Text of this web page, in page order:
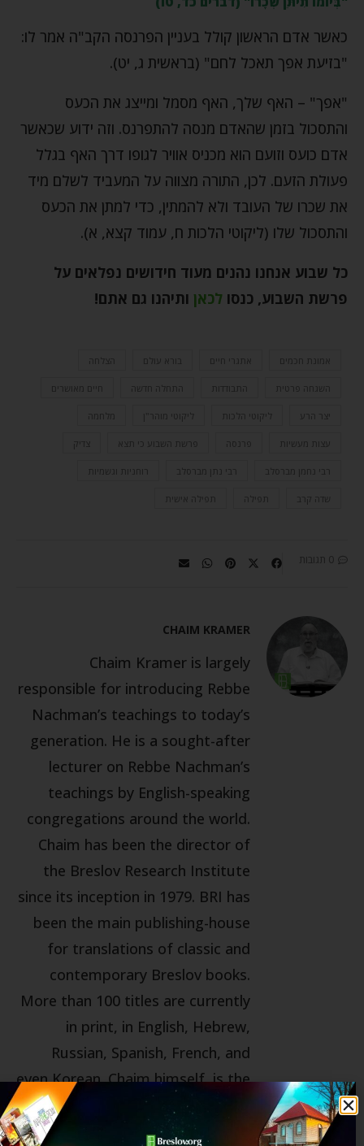
כאשר אדם הראשון קולל בעניין הפרנסה הקב"ה אמר לו:
"בזיעת אפך תאכל לחם" (בראשית ג, יט).
"אפך" – האף שלך, האף מסמל ומייצג את הכעס
והתסכול בזמן שהאדם מנסה להתפרנס. וזה ידוע שכאשר
אדם כועס וזועם הוא מכניס אוויר לגופו דרך האף בגלל
פעולת הזעם. לכן, התורה מצווה על המעביד לשלם מיד
את שכרו של העובד ולא להמתין, כדי למתן את הכעס
והתסכול שלו (ליקוטי הלכות ח, עמוד קצא, א).
כל שבוע אנחנו נהנים מעוד חידושים נפלאים על
פרשת השבוע, כנסו לכאן ותיהנו גם אתם!
אמונת חכמים אתגרי חיים בורא עולם הצלחה
השגחה פרטית התבודדות התחלה חדשה חיים מאושרים
יצר הרע ליקוטי הלכות ליקוטי מוהר"ן מלחמה
עצות מעשיות פרנסה פרשת השבוע כי תצא צדיק
רבי נחמן מברסלב רבי נתן מברסלב רוחניות וגשמיות
שדה קרב תפילה תפילה אישית
0 תגובות
CHAIM KRAMER
Chaim Kramer is largely
responsible for introducing Rebbe
Nachman’s teachings to today’s
generation. He is a sought-after
lecturer on Rebbe Nachman’s
teachings by English-speaking
congregations around the world.
Chaim has been the director of
the Breslov Research Institute
since its inception in 1979. BRI has
been the main publishing-house
for translations of classic and
contemporary Breslov books.
More than 100 titles are currently
in print, in English, Hebrew,
Russian, Spanish, French, and
even Korean. Chaim himself, is the
author of “Through Fire and
Water”, “Crossing the Narrow